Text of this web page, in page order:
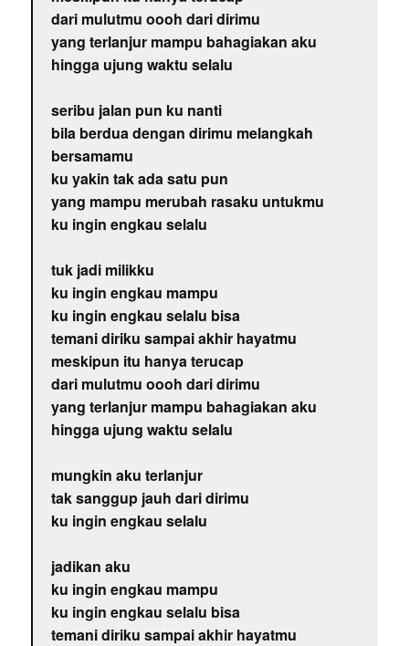
dari mulutmu oooh dari dirimu
yang terlanjur mampu bahagiakan aku
hingga ujung waktu selalu
seribu jalan pun ku nanti
bila berdua dengan dirimu melangkah
bersamamu
ku yakin tak ada satu pun
yang mampu merubah rasaku untukmu
ku ingin engkau selalu
tuk jadi milikku
ku ingin engkau mampu
ku ingin engkau selalu bisa
temani diriku sampai akhir hayatmu
meskipun itu hanya terucap
dari mulutmu oooh dari dirimu
yang terlanjur mampu bahagiakan aku
hingga ujung waktu selalu
mungkin aku terlanjur
tak sanggup jauh dari dirimu
ku ingin engkau selalu
jadikan aku
ku ingin engkau mampu
ku ingin engkau selalu bisa
temani diriku sampai akhir hayatmu